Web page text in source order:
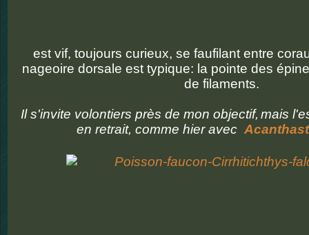
est vif, toujours curieux, se faufilant entre
nageoire dorsale est typique: la pointe des
de filaments.
Il s'invite volontiers près de mon objectif, mais
en retrait, comme hier avec